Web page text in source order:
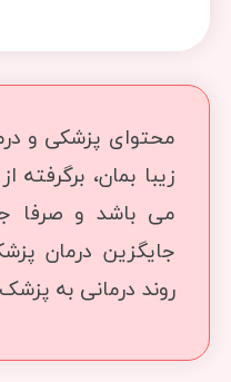
محتوای پزشکی و
زیبا بمان،
می باشد و صرفا
جایگزین درمان
روند درمانی به